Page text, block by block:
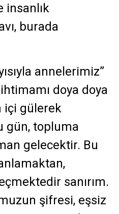
insanlık
burada
annelerimiz”
doya doya
içi gülerek
gün, topluma
gelecektir. Bu
sanırım.
şifresi, eşsiz